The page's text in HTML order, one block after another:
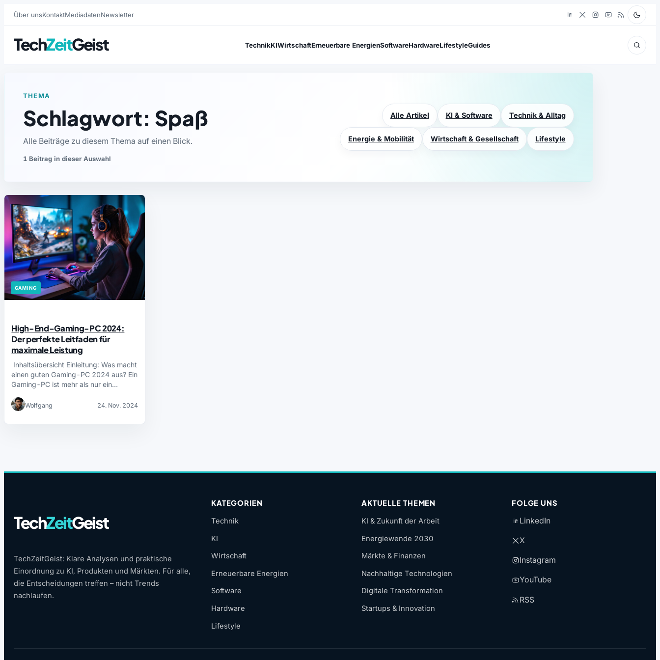
Über unsKontaktMediadatenNewsletter
TechZeitGeist TechnikKIWirtschaftErneuerbare EnergienSoftwareHardwareLifestyleGuides
THEMA
Schlagwort: Spaß
Alle Beiträge zu diesem Thema auf einen Blick.
1 Beitrag in dieser Auswahl
Alle Artikel KI & Software Technik & Alltag
Energie & Mobilität Wirtschaft & Gesellschaft Lifestyle
GAMING
High-End-Gaming-PC 2024:
Der perfekte Leitfaden für
maximale Leistung
Inhaltsübersicht Einleitung: Was macht
einen guten Gaming-PC 2024 aus? Ein
Gaming-PC ist mehr als nur ein…
Wolfgang 24. Nov. 2024
TechZeitGeist
TechZeitGeist: Klare Analysen und praktische
Einordnung zu KI, Produkten und Märkten. Für alle,
die Entscheidungen treffen – nicht Trends
nachlaufen.
KATEGORIEN
Technik
KI
Wirtschaft
Erneuerbare Energien
Software
Hardware
Lifestyle
AKTUELLE THEMEN
KI & Zukunft der Arbeit
Energiewende 2030
Märkte & Finanzen
Nachhaltige Technologien
Digitale Transformation
Startups & Innovation
FOLGE UNS
LinkedIn
X
Instagram
YouTube
RSS